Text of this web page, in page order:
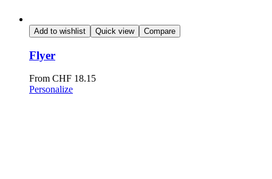
Add to wishlist Quick view Compare
Flyer
From CHF 18.15
Personalize